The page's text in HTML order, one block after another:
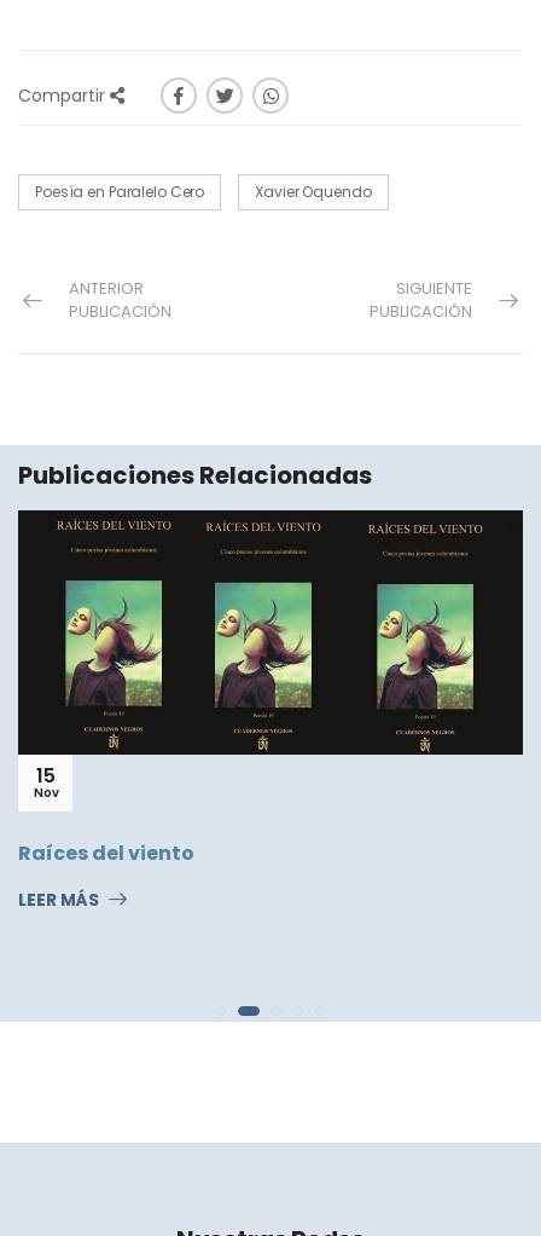
Compartir
Poesía en Paralelo Cero Xavier Oquendo
ANTERIOR
PUBLICACIÓN
SIGUIENTE
PUBLICACIÓN
Publicaciones Relacionadas
15
Nov
Raíces del viento
LEER MÁS